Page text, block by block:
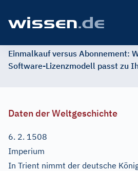
Einmalkauf versus Abonnement:
Software-Lizenzmodell passt zu
Daten der Weltgeschichte
6. 2. 1508
Imperium
In Trient nimmt der deutsche